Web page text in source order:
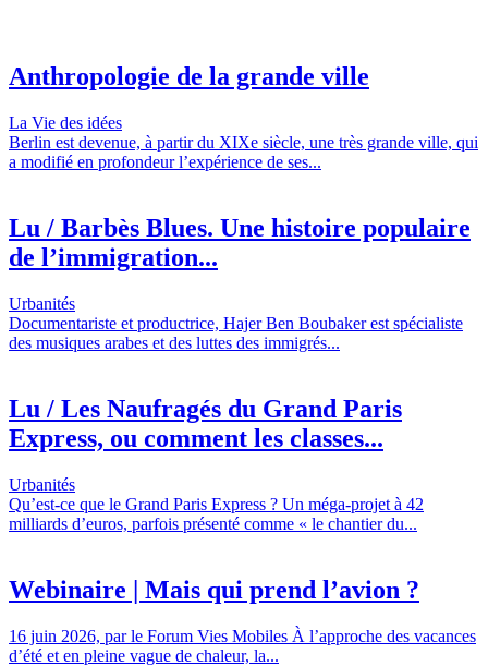
Anthropologie de la grande ville
La Vie des idées
Berlin est devenue, à partir du XIXe siècle, une très grande ville, qui
a modifié en profondeur l’expérience de ses...
Lu / Barbès Blues. Une histoire populaire
de l’immigration...
Urbanités
Documentariste et productrice, Hajer Ben Boubaker est spécialiste
des musiques arabes et des luttes des immigrés...
Lu / Les Naufragés du Grand Paris
Express, ou comment les classes...
Urbanités
Qu’est-ce que le Grand Paris Express ? Un méga-projet à 42
milliards d’euros, parfois présenté comme « le chantier du...
Webinaire | Mais qui prend l’avion ?
16 juin 2026, par le Forum Vies Mobiles À l’approche des vacances
d’été et en pleine vague de chaleur, la...